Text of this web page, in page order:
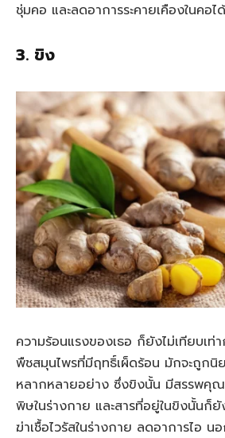
ชุ่มคอ และลดอาการระคายเคืองในคอไ
3. ขิง
ความร้อนแรงของเธอ ก็ยังไม่เทียบเท่
พืชสมุนไพรที่มีฤทธิ์เผ็ดร้อน มักจะถูกนิ
หลากหลายอย่าง ซึ่งขิงนั้น มีสรรพคุ
พิษในร่างกาย และสารที่อยู่ในขิงนั้นก็
ฆ่าเชื้อไวรัสในร่างกาย ลดอาการไอ น